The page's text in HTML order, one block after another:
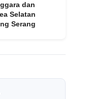
dan
Selatan
Serang